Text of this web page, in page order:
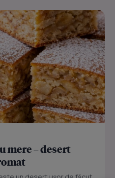
mere – desert